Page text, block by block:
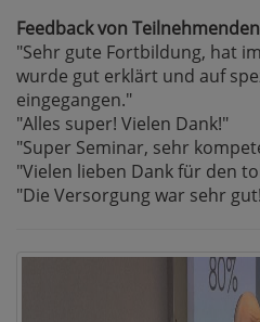
Feedback von Teilnehmenden
"Sehr gute Fortbildung, hat
wurde gut erklärt und auf
eingegangen."
"Alles super! Vielen Dank!"
"Super Seminar, sehr
"Vielen lieben Dank für den
"Die Versorgung war sehr